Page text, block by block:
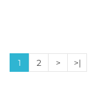
1 2 > >|